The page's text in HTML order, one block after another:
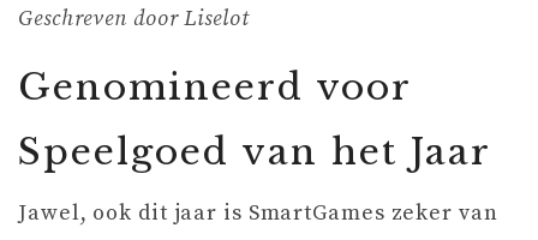
Geschreven door Liselot
Genomineerd voor
Speelgoed van het Jaar
Jawel, ook dit jaar is SmartGames zeker van